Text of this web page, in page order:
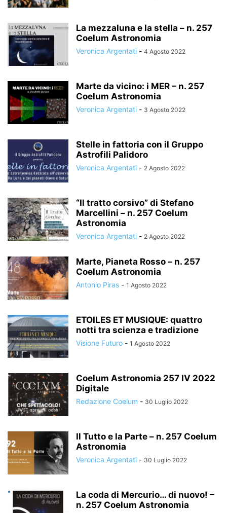
La mezzaluna e la stella – n. 257
Coelum Astronomia
Veronica Argentati - 4 Agosto 2022
Marte da vicino: i MER – n. 257
Coelum Astronomia
Veronica Argentati - 3 Agosto 2022
Stelle in fattoria con il Gruppo
Astrofili Palidoro
Veronica Argentati - 2 Agosto 2022
“Il tratto corsivo” di Stefano
Marcellini – n. 257 Coelum
Astronomia
Veronica Argentati - 2 Agosto 2022
Marte, Pianeta Rosso – n. 257
Coelum Astronomia
Antonio Piras - 1 Agosto 2022
ETOILES ET MUSIQUE: quattro
notti tra scienza e tradizione
Visione Futuro - 1 Agosto 2022
Coelum Astronomia 257 IV 2022
Digitale
Redazione Coelum - 30 Luglio 2022
Il Tutto e la Parte – n. 257 Coelum
Astronomia
Veronica Argentati - 30 Luglio 2022
La coda di Mercurio… di nuovo! –
n. 257 Coelum Astronomia